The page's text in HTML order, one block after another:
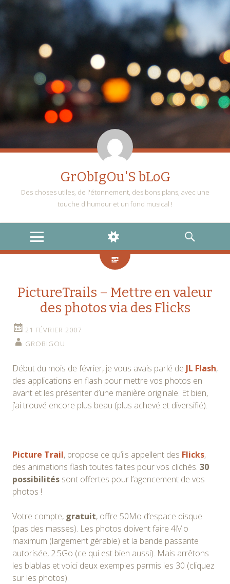
GrObIgOu'S bLoG
Des choses utiles, de l'étonnement, des bons plans, avec une
touche d'humour et un fond musical !
MENU
WIDGETS
RECHERCHE
PictureTrails – Mettre en valeur
des photos via des Flicks
21 FÉVRIER 2007
GROBIGOU
Début du mois de février, je vous avais parlé de JL Flash,
des applications en flash pour mettre vos photos en
avant et les présenter d’une manière originale. Et bien,
j’ai trouvé encore plus beau (plus achevé et diversifié).
Picture Trail, propose ce qu’ils appellent des Flicks,
des animations flash toutes faites pour vos clichés. 30
possibilités sont offertes pour l’agencement de vos
photos !
Votre compte, gratuit, offre 50Mo d’espace disque
(pas des masses). Les photos doivent faire 4Mo
maximum (largement gérable) et la bande passante
autorisée, 2.5Go (ce qui est bien aussi). Mais arrêtons
les blablas et voici deux exemples parmis les 30 (cliquez
sur les photos).